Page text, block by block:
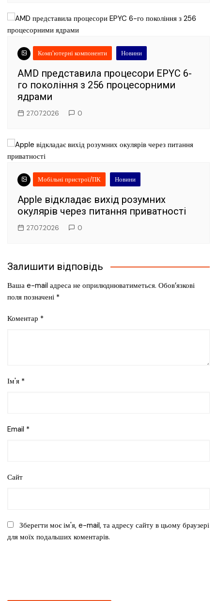
Комп'ютерні компоненти Новини
AMD представила процесори EPYC 6-
го покоління з 256 процесорними
ядрами
27.07.2026 0
Мобільні пристрої/ПК Новини
Apple відкладає вихід розумних
окулярів через питання приватності
27.07.2026 0
Залишити відповідь
Ваша e-mail адреса не оприлюднюватиметься. Обов’язкові
поля позначені *
Коментар *
Ім'я *
Email *
Сайт
Зберегти моє ім'я, e-mail, та адресу сайту в цьому браузері
для моїх подальших коментарів.